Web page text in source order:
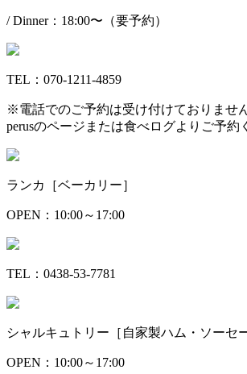
/ Dinner：18:00〜（要予約）
TEL：070-1211-4859
※電話でのご予約は受け付けておりません
perusのページまたは食べログよりご予約
ランカ［ベーカリー］
OPEN：10:00～17:00
TEL：0438-53-7781
シャルキュトリー［自家製ハム・ソーセ
OPEN：10:00～17:00